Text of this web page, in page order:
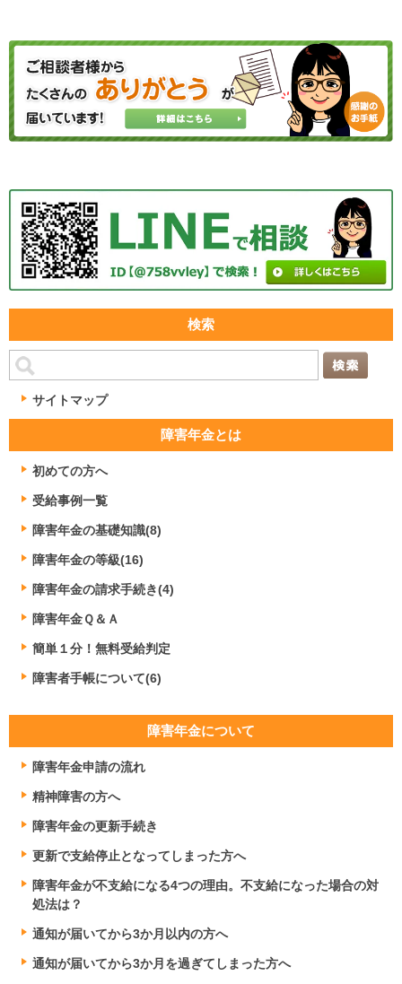
検索
サイトマップ
障害年金とは
初めての方へ
受給事例一覧
障害年金の基礎知識(8)
障害年金の等級(16)
障害年金の請求手続き(4)
障害年金Ｑ＆Ａ
簡単１分！無料受給判定
障害者手帳について(6)
障害年金について
障害年金申請の流れ
精神障害の方へ
障害年金の更新手続き
更新で支給停止となってしまった方へ
障害年金が不支給になる4つの理由。不支給になった場合の対
処法は？
通知が届いてから3か月以内の方へ
通知が届いてから3か月を過ぎてしまった方へ